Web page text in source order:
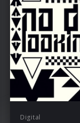
Digital